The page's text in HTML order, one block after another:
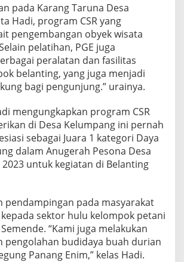
pada Karang Taruna Desa
Hadi, program CSR yang
pengembangan obyek wisata
pelatihan, PGE juga
peralatan dan fasilitas
belanting, yang juga menjadi
bagi pengunjung.” urainya.
mengungkapkan program CSR
di Desa Kelumpang ini pernah
sebagai Juara 1 kategori Daya
dalam Anugerah Pesona Desa
untuk kegiatan di Belanting
pendampingan pada masyarakat
sektor hulu kelompok petani
“Kami juga melakukan
pengolahan budidaya buah durian
Panang Enim,” kelas Hadi.